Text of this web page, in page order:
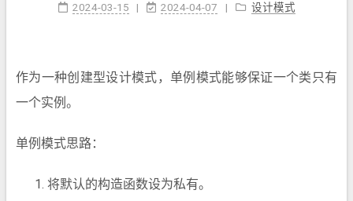
2024-03-15 2024-04-07 设计模式
作为一种创建型设计模式，单例模式能够保证一个类只有
一个实例。
单例模式思路：
将默认的构造函数设为私有。